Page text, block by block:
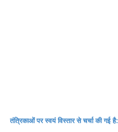
तंत्रिकाओं पर स्वयं विस्तार से चर्चा की गई है: